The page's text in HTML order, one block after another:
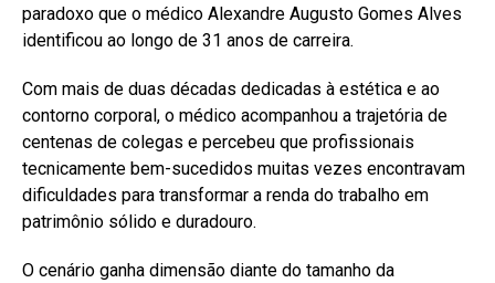
paradoxo que o médico Alexandre Augusto Gomes Alves
identificou ao longo de 31 anos de carreira.
Com mais de duas décadas dedicadas à estética e ao
contorno corporal, o médico acompanhou a trajetória de
centenas de colegas e percebeu que profissionais
tecnicamente bem-sucedidos muitas vezes encontravam
dificuldades para transformar a renda do trabalho em
patrimônio sólido e duradouro.
O cenário ganha dimensão diante do tamanho da